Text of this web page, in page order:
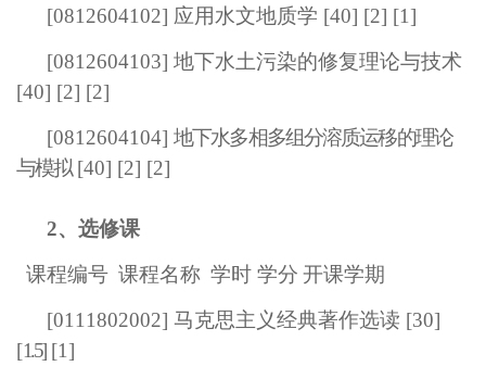
[0812604102] 应用水文地质学 [40] [2] [1]
[0812604103] 地下水土污染的修复理论与技术
[40] [2] [2]
[0812604104] 地下水多相多组分溶质运移的理论
与模拟[40] [2] [2]
2、选修课
课程编号 课程名称 学时 学分 开课学期
[0111802002] 马克思主义经典著作选读 [30]
[1.5] [1]